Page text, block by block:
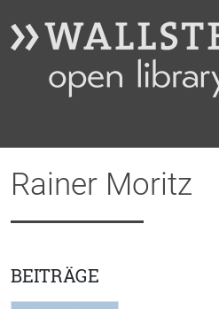
Rainer Moritz
BEITRÄGE